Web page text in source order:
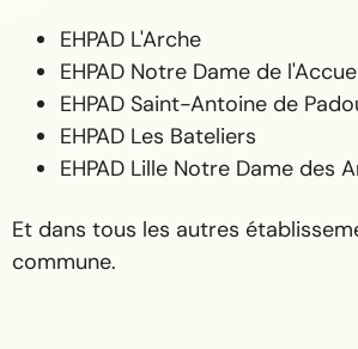
EHPAD L'Arche
EHPAD Notre Dame de
EHPAD Saint-Antoine de
EHPAD Les Bateliers
EHPAD Lille Notre Dame des
Et dans tous les autres
commune.